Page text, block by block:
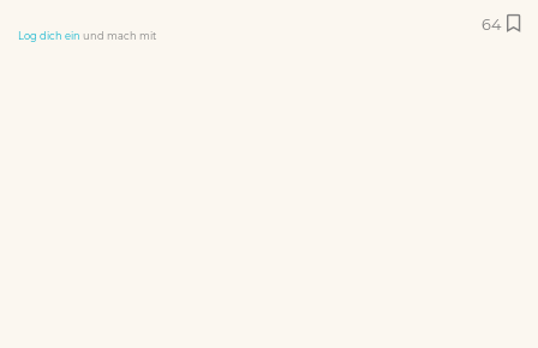
Log dich ein und mach mit
64